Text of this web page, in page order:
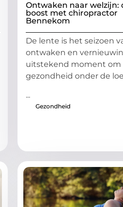
Ontwaken naar welzijn:
boost met chiropractor
Bennekom
De lente is het seizoen
ontwaken en
uitstekend moment om
gezondheid onder de
...
Gezondheid